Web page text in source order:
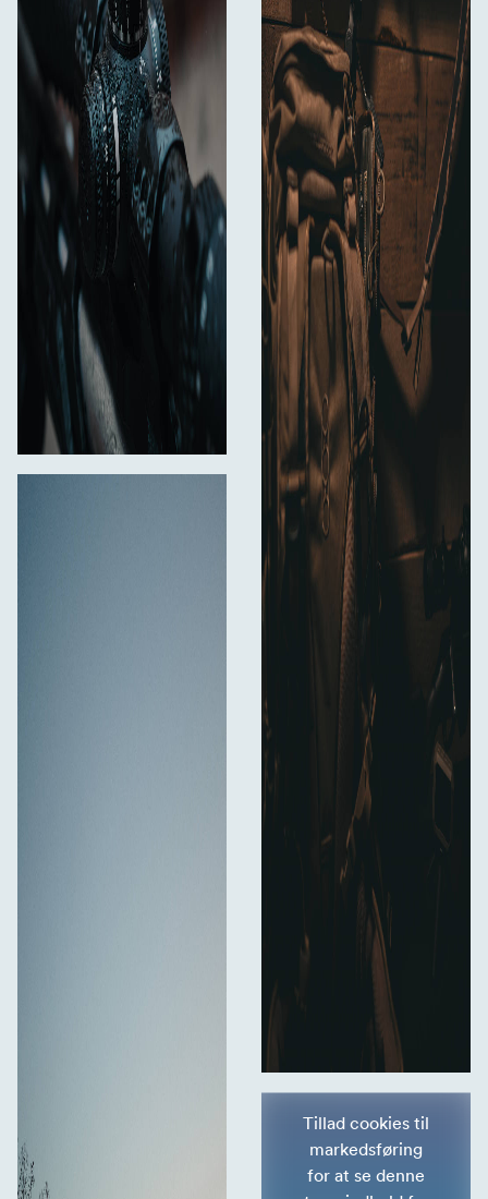
Tillad cookies til
markedsføring
for at se denne